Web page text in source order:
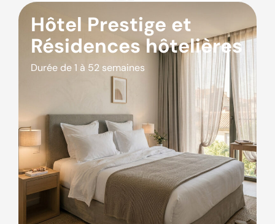
Hôtel Prestige et
Résidences hôtelières
Durée de 1 à 52 semaines